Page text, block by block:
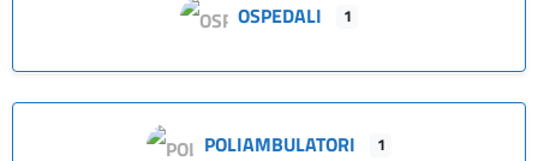
OSPEDALI 1
POLIAMBULATORI 1